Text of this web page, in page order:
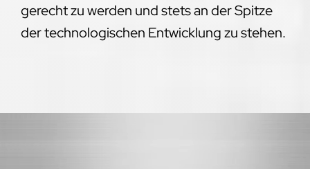
gerecht zu werden und stets an der Spitze
der technologischen Entwicklung zu stehen.